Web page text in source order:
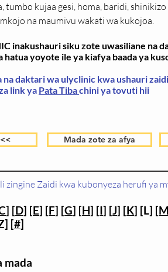
tumbo kujaa gesi, homa, baridi,
na maumivu wakati wa kukojoa.
inakushauri siku zote uwasiliane na
hatua yoyote ile ya kiafya baada ya
na daktari wa ulyclinic kwa ushauri
link ya Pata Tibachini ya tovuti hii
Mada zote za afya
zingine Zaidi kwa kubonyeza herufi ya
] [D] [E] [F] [G] [H] [I] [J] [K] [L] [M
[#]
mada